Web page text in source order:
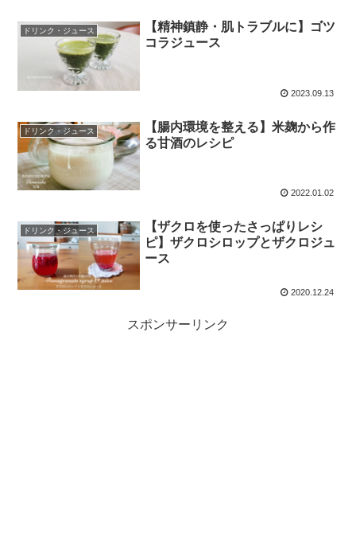
ドリンク・ジュース
【精神鎮静・肌トラブルに】ゴツ
コラジュース
2023.09.13
ドリンク・ジュース
【腸内環境を整える】米麹から作
る甘酒のレシピ
2022.01.02
ドリンク・ジュース
【ザクロを使ったさっぱりレシ
ピ】ザクロシロップとザクロジュ
ース
2020.12.24
スポンサーリンク